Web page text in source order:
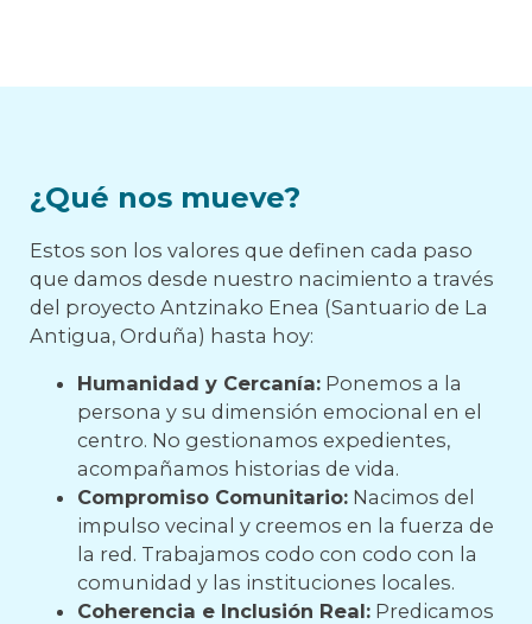
¿Qué nos mueve?
Estos son los valores que definen cada paso
que damos desde nuestro nacimiento a través
del proyecto Antzinako Enea (Santuario de La
Antigua, Orduña) hasta hoy:
Humanidad y Cercanía:Ponemos a la
persona y su dimensión emocional en el
centro. No gestionamos expedientes,
acompañamos historias de vida.
Compromiso Comunitario:Nacimos del
impulso vecinal y creemos en la fuerza de
la red. Trabajamos codo con codo con la
comunidad y las instituciones locales.
Coherencia e Inclusión Real:Predicamos